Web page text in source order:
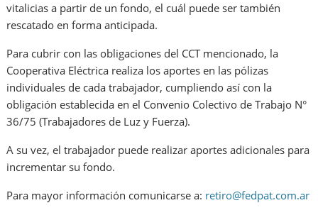
vitalicias a partir de un fondo, el cuál puede ser también
rescatado en forma anticipada.
Para cubrir con las obligaciones del CCT mencionado, la
Cooperativa Eléctrica realiza los aportes en las pólizas
individuales de cada trabajador, cumpliendo así con la
obligación establecida en el Convenio Colectivo de Trabajo N°
36/75 (Trabajadores de Luz y Fuerza).
A su vez, el trabajador puede realizar aportes adicionales para
incrementar su fondo.
Para mayor información comunicarse a: retiro@fedpat.com.ar